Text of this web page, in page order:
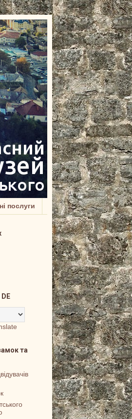
послуги
DE
та